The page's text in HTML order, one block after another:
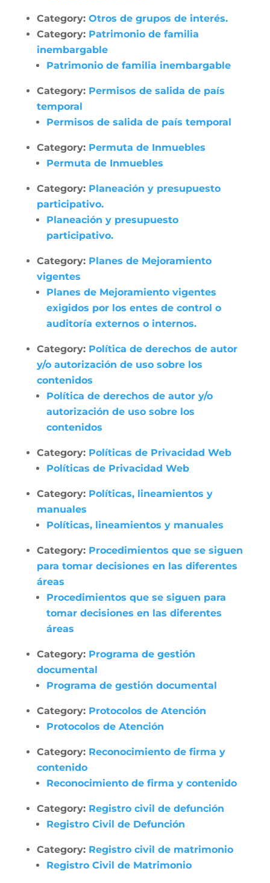
Category: Otros de grupos de interés.
Category: Patrimonio de familia
inembargable
Patrimonio de familia inembargable
Category: Permisos de salida de país
temporal
Permisos de salida de país temporal
Category: Permuta de Inmuebles
Permuta de Inmuebles
Category: Planeación y presupuesto
participativo.
Planeación y presupuesto
participativo.
Category: Planes de Mejoramiento
vigentes
Planes de Mejoramiento vigentes
exigidos por los entes de control o
auditoría externos o internos.
Category: Política de derechos de autor
y/o autorización de uso sobre los
contenidos
Política de derechos de autor y/o
autorización de uso sobre los
contenidos
Category: Políticas de Privacidad Web
Políticas de Privacidad Web
Category: Políticas, lineamientos y
manuales
Políticas, lineamientos y manuales
Category: Procedimientos que se siguen
para tomar decisiones en las diferentes
áreas
Procedimientos que se siguen para
tomar decisiones en las diferentes
áreas
Category: Programa de gestión
documental
Programa de gestión documental
Category: Protocolos de Atención
Protocolos de Atención
Category: Reconocimiento de firma y
contenido
Reconocimiento de firma y contenido
Category: Registro civil de defunción
Registro Civil de Defunción
Category: Registro civil de matrimonio
Registro Civil de Matrimonio